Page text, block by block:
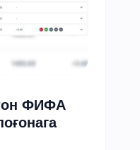
ФИФА